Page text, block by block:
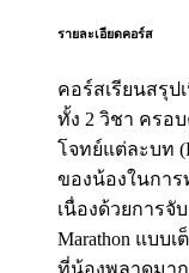
รายละเอียดคอร์ส
คอร์สเรียนสรุป
ทั้ง 2 วิชา ครอ
โจทย์แต่ละบท
ของน้องในการ
เนื่องด้วยการจั
Marathon แบบ